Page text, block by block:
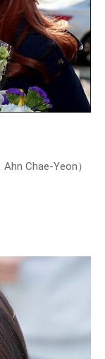
Chae-Yeon）